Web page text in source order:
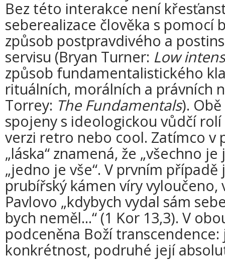
Bez této interakce není
seberealizace člověka s pomocí
způsob postpravdivého a
servisu (Bryan Turner: Low
způsob fundamentalistického
rituálních, morálních a právních
Torrey: The Fundamentals).
spojeny s ideologickou vůdčí
verzi retro nebo cool. Zatímco v
„láska“ znamená, že „všechno
„jedno je vše“. V prvním
prubířský kámen víry
Pavlovo „kdybych vydal sám
bych neměl...“ (1 Kor 13,3). V
podceněna Boží
konkrétnost, podruhé její